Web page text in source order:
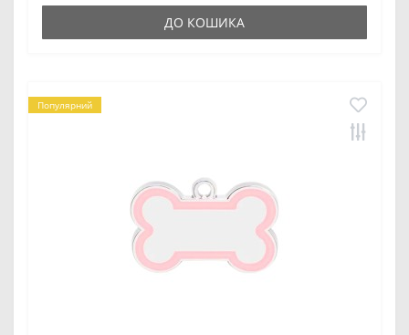
ДО КОШИКА
Популярний